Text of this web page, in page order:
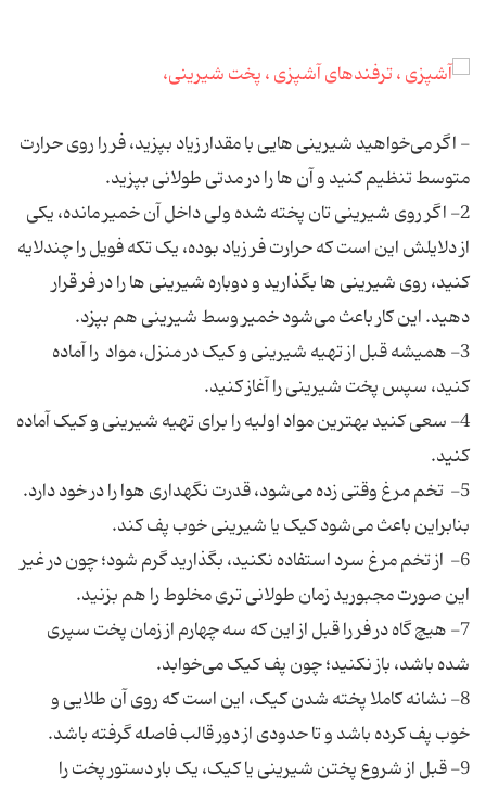
- اگر می‌خواهید شیرینی هایی با مقدار زیاد بپزید، فر را روی حرارت
متوسط تنظیم کنید و آن ها را در مدتی طولانی بپزید.
2- اگر روی شیرینی تان پخته شده ولی داخل آن خمیر مانده، یکی
از دلایلش این است که حرارت فر زیاد بوده، یک تکه فویل را چندلایه
کنید، روی شیرینی ها بگذارید و دوباره شیرینی ها را در فر قرار
دهید. این کار باعث می‌شود خمیر وسط شیرینی هم بپزد.
3- همیشه قبل از تهیه شیرینی و کیک در منزل، مواد را آماده
کنید، سپس پخت شیرینی را آغاز کنید.
4- سعی کنید بهترین مواد اولیه را برای تهیه شیرینی و کیک آماده
کنید.
5- تخم مرغ وقتی زده می‌شود، قدرت نگهداری هوا را در خود دارد.
بنابراین باعث می‌شود کیک یا شیرینی خوب پف کند.
6- از تخم مرغ سرد استفاده نکنید، بگذارید گرم شود؛ چون در غیر
این صورت مجبورید زمان طولانی تری مخلوط را هم بزنید.
7- هیچ گاه در فر را قبل از این که سه چهارم از زمان پخت سپری
شده باشد، باز نکنید؛ چون پف کیک می‌خوابد.
8- نشانه کاملا پخته شدن کیک، این است که روی آن طلایی و
خوب پف کرده باشد و تا حدودی از دور قالب فاصله گرفته باشد.
9- قبل از شروع پختن شیرینی یا کیک، یک بار دستور پخت را